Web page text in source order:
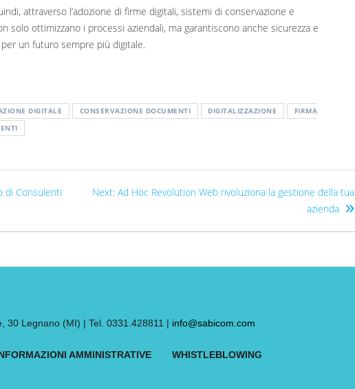
attraverso l’adozione di firme digitali, sistemi di conservazione e
solo ottimizzano i processi aziendali, ma garantiscono anche sicurezza e
un futuro sempre più digitale.
DIGITALE CONSERVAZIONE DOCUMENTI DIGITALIZZAZIONE
FIRMA
di Consulenti
Next: Ad Hoc Revolution Web rivoluziona la gestione della tua
azienda
30 Legnano (MI) | Tel. 0331.428811 | info@sabicom.com
AMMINISTRATIVE WHISTLEBLOWING